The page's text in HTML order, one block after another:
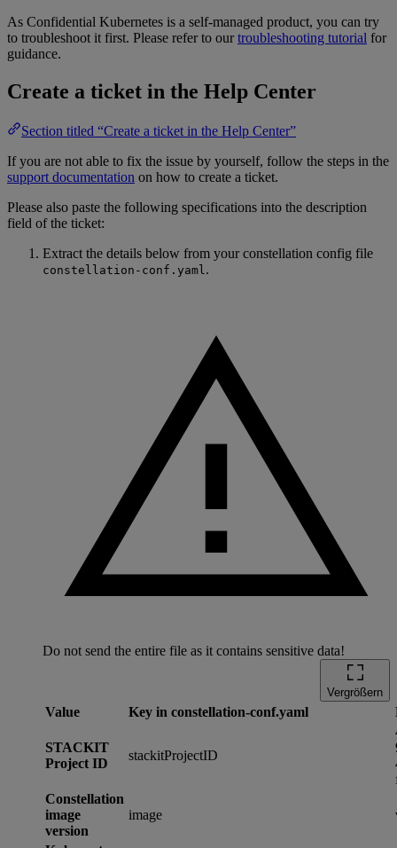
As Confidential Kubernetes is a self-managed product, you can try
to troubleshoot it first. Please refer to ourtroubleshooting tutorial for
guidance.
Create a ticket in the Help Center
Section titled “Create a ticket in the Help Center”
If you are not able to fix the issue by yourself, follow the steps in the
support documentation on how to create a ticket.
Please also paste the following specifications into the description
field of the ticket:
Extract the details below from your constellation config file
constellation-conf.yaml .
Do not send the entire file as it contains sensitive data!
Vergrößern
Value Key in constellation-conf.yaml
STACKIT
Project ID
stackitProjectID
Constellation
image
version
image